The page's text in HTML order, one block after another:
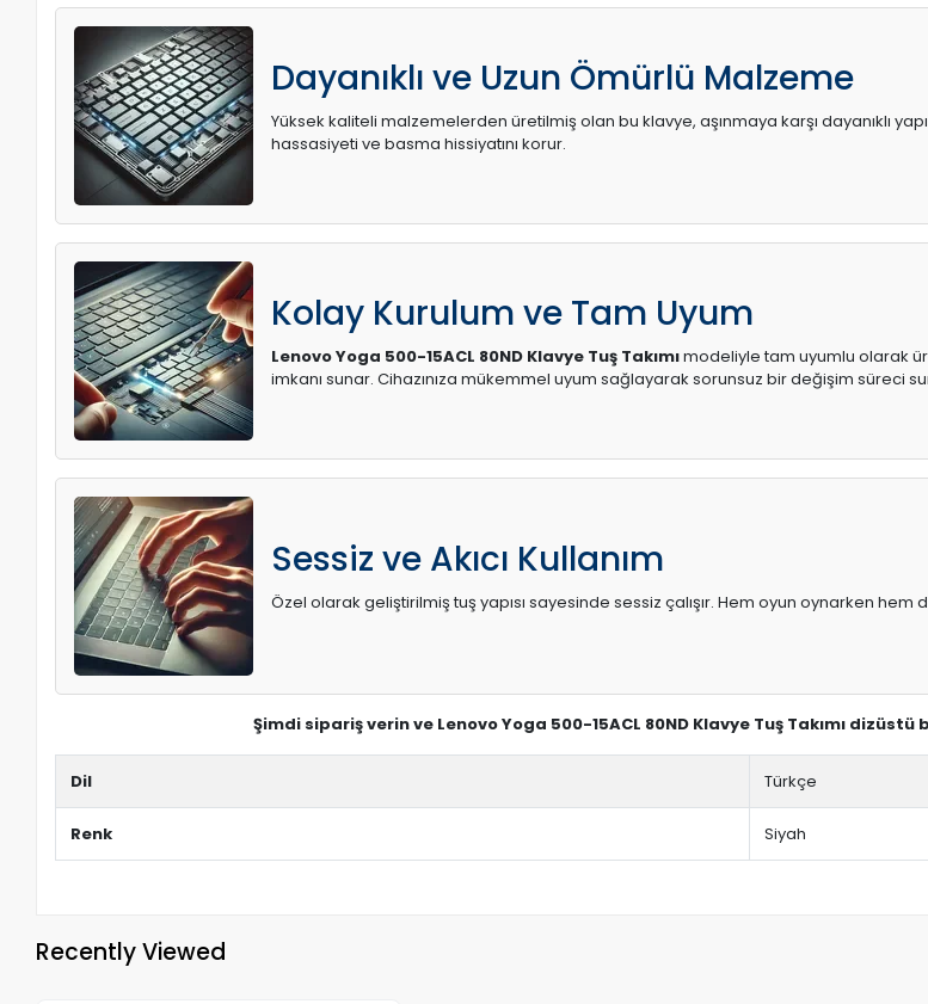
Dayanıklı ve Uzun Ömürlü Malzeme
Yüksek kaliteli malzemelerden üretilmiş olan bu klavye, aşınmaya karşı dayanıklı
hassasiyeti ve basma hissiyatını korur.
Kolay Kurulum ve Tam Uyum
Lenovo Yoga 500-15ACL 80ND Klavye Tuş Takımımodeliyle tam uyumlu olarak
imkanı sunar. Cihazınıza mükemmel uyum sağlayarak sorunsuz bir değişim süreci
Sessiz ve Akıcı Kullanım
Özel olarak geliştirilmiş tuş yapısı sayesinde sessiz çalışır. Hem oyun oynarken
Şimdi sipariş verin ve Lenovo Yoga 500-15ACL 80ND Klavye Tuş Takımı
Dil Türkçe
Renk Siyah
Recently Viewed